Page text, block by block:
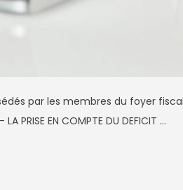
par les membres du foyer
EN COMPTE DU DEFICIT …